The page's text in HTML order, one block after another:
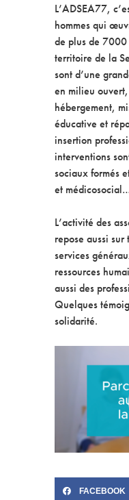
L’ADSEA77,
hommes qui
de plus de
territoire de la
sont d’une
en milieu
hébergement,
éducative et
insertion
interventions
sociaux formés
et
L’activité des
repose aussi sur
services
ressources
aussi des
Quelques
solidarité.
FACEBOOK